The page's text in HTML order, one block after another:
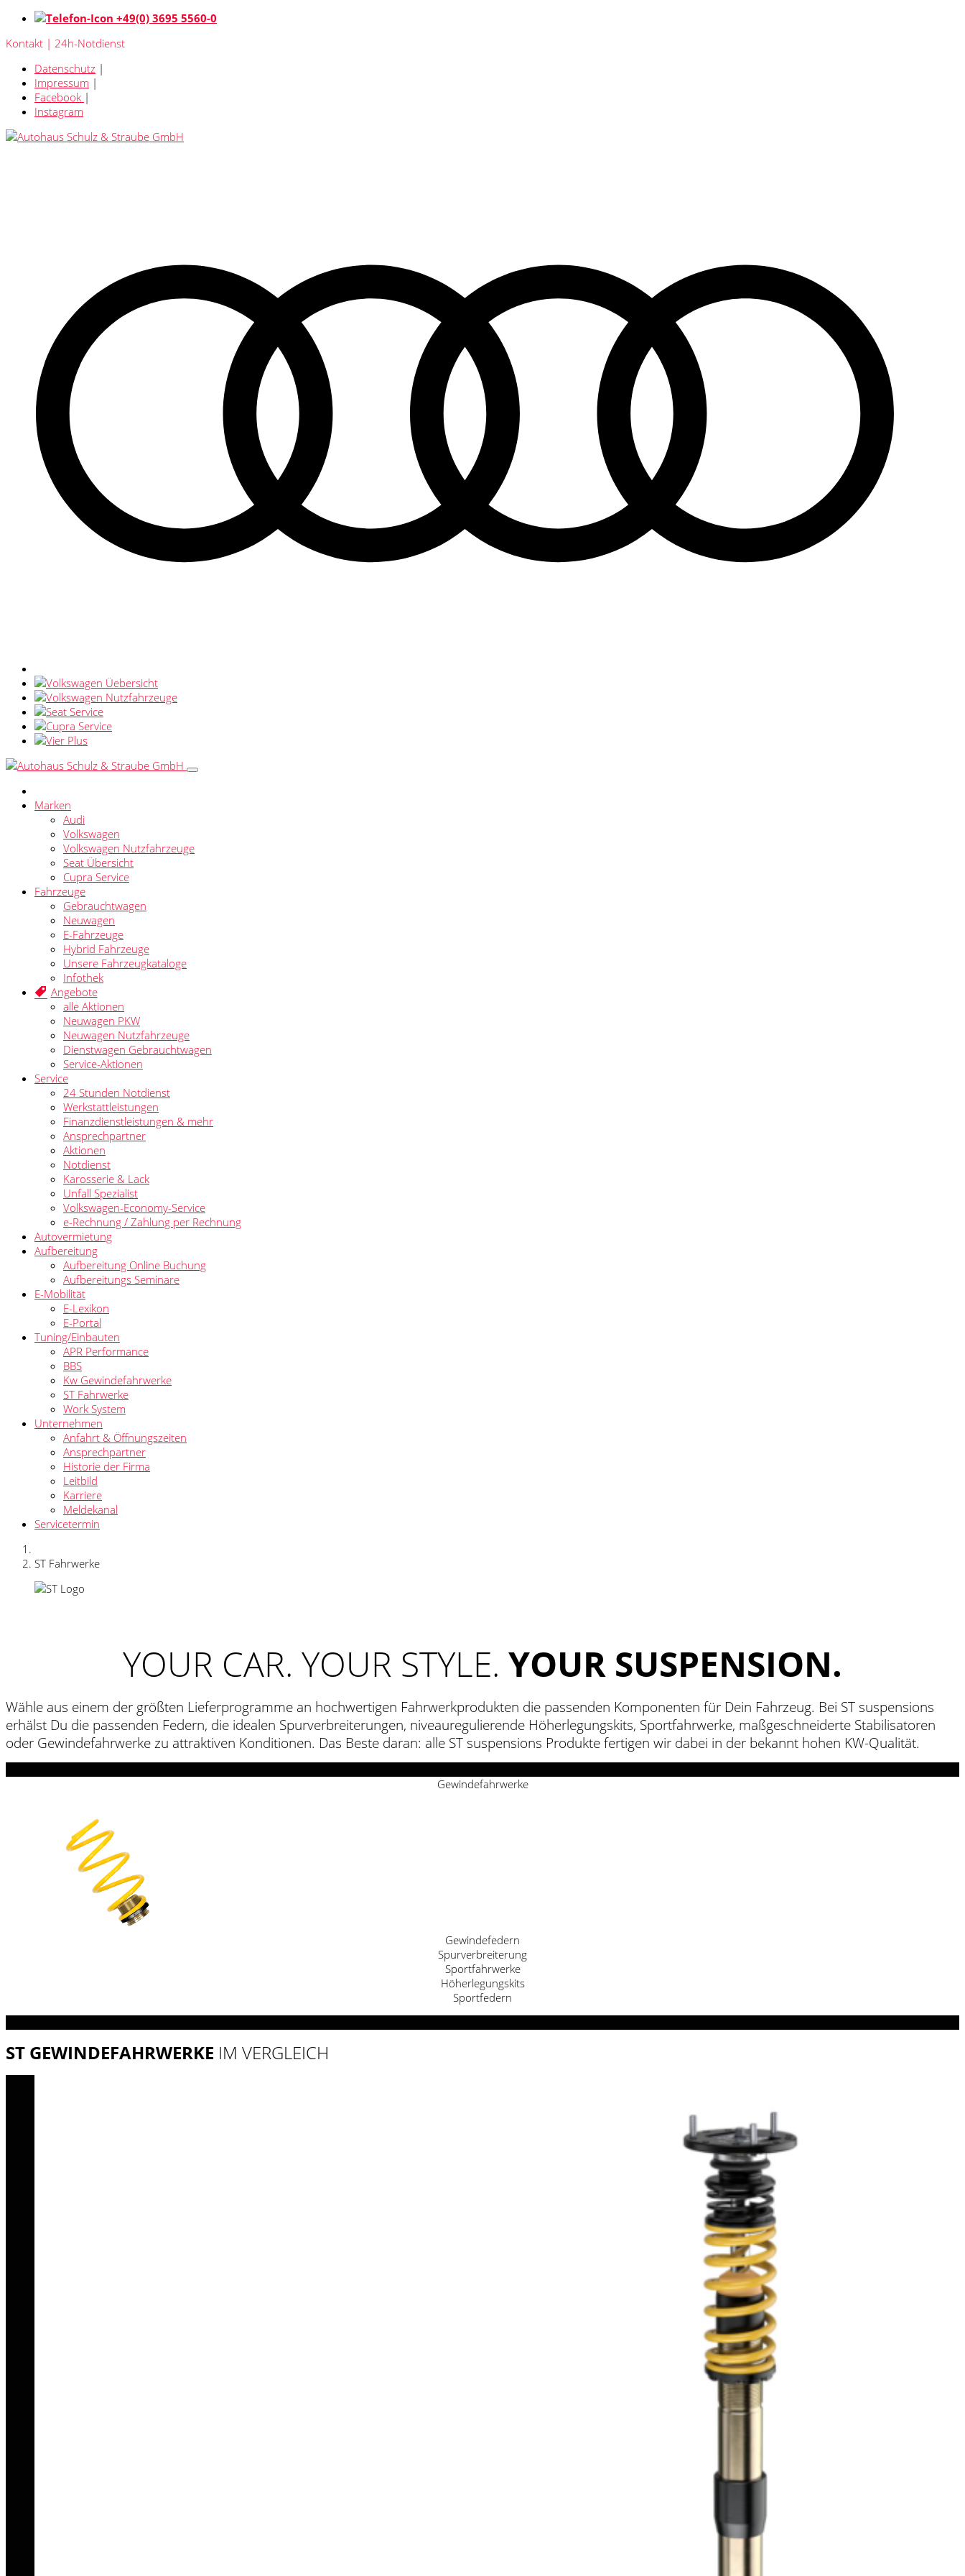
+49(0) 3695 5560-0
Kontakt | 24h-Notdienst
Datenschutz |
Impressum |
Facebook |
Instagram
Marken
Audi
Volkswagen
Volkswagen Nutzfahrzeuge
Seat Übersicht
Cupra Service
Fahrzeuge
Gebrauchtwagen
Neuwagen
E-Fahrzeuge
Hybrid Fahrzeuge
Unsere Fahrzeugkataloge
Infothek
Angebote
alle Aktionen
Neuwagen PKW
Neuwagen Nutzfahrzeuge
Dienstwagen Gebrauchtwagen
Service-Aktionen
Service
24 Stunden Notdienst
Werkstattleistungen
Finanzdienstleistungen & mehr
Ansprechpartner
Aktionen
Notdienst
Karosserie & Lack
Unfall Spezialist
Volkswagen-Economy-Service
e-Rechnung / Zahlung per Rechnung
Autovermietung
Aufbereitung
Aufbereitung Online Buchung
Aufbereitungs Seminare
E-Mobilität
E-Lexikon
E-Portal
Tuning/Einbauten
APR Performance
BBS
Kw Gewindefahrwerke
ST Fahrwerke
Work System
Unternehmen
Anfahrt & Öffnungszeiten
Ansprechpartner
Historie der Firma
Leitbild
Karriere
Meldekanal
Servicetermin
ST Fahrwerke
YOUR CAR. YOUR STYLE. YOUR SUSPENSION.
Wähle aus einem der größten Lieferprogramme an hochwertigen Fahrwerkprodukten die passenden Komponenten für Dein Fahrzeug. Bei ST suspensions
erhälst Du die passenden Federn, die idealen Spurverbreiterungen, niveauregulierende Höherlegungskits, Sportfahrwerke, maßgeschneiderte Stabilisatoren
oder Gewindefahrwerke zu attraktiven Konditionen. Das Beste daran: alle ST suspensions Produkte fertigen wir dabei in der bekannt hohen KW-Qualität.
Gewindefahrwerke
Gewindefedern
Spurverbreiterung
Sportfahrwerke
Höherlegungskits
Sportfedern
ST GEWINDEFAHRWERKE IM VERGLEICH